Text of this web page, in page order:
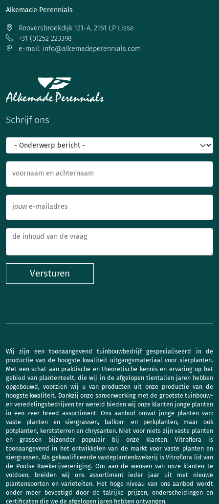
Alkemade Perennials
Rooversbroekdijk 121-A, 2161 LP Lisse
+31 (0)252 223398
e-mail: info@alkemadeperennials.com
Schrijf ons
voornaam en achternaam
jouw e-mailadres
Versturen
Wij zijn een toonaangevend tuinbouwbedrijf gespecialiseerd in de
productie van de hoogste kwaliteit uitgangsmateriaal voor sierplanten.
Met een schat aan praktische en theoretische kennis en ervaring op het
gebied van plantenteelt, die wij in de afgelopen tientallen jaren hebben
opgebouwd, voorzien wij u van producten uit onze productie van de
hoogste kwaliteit. Dankzij onze samenwerking met de grootste tuinbouw-
en veredelingsbedrijven ter wereld bieden wij onze klanten jonge planten
in een zeer breed assortiment. Ons aanbod omvat jonge planten van:
vaste planten en siergrassen, balkon- en perkplanten, maar ook
potplanten, kerststerren en chrysanten. Niet voor niets zijn vaste planten
en grassen bijzonder populair bij onze klanten. Vitroflora is
toonaangevend in het ontwikkelen van de markt voor vaste planten en
siergrassen. Als gekwalificeerde vasteplantenkwekerij is Vitroflora lid van
de Poolse Kwekerijvereniging. Om aan de wensen van onze klanten te
voldoen, breiden wij ons assortiment ieder jaar uit met nieuwe
plantensoorten en variëteiten. Het hoge niveau van ons aanbod wordt
onder meer bevestigd door de talrijke prijzen, onderscheidingen en
certificaten die we de afgelopen jaren hebben ontvangen.